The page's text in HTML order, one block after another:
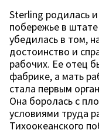
Sterling родилась
побережье в
убедилась в том,
достоинство и
рабочих. Ее отец
фабрике, а мать
стала первым
Она боролась с
условиями труда
Тихоокеанского